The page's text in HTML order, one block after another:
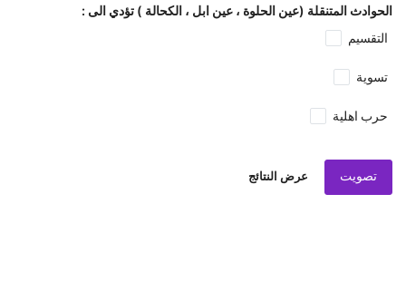
الحوادث المتنقلة (عين الحلوة ، عين ابل ، الكحالة ) تؤدي الى :
التقسيم
تسوية
حرب اهلية
تصويت عرض النتائج